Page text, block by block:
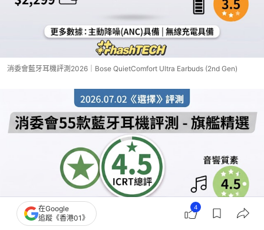
消委會藍牙耳機評測2026｜Bose QuietComfort Ultra Earbuds (2nd Gen)
在Google
追蹤《香港01》
4